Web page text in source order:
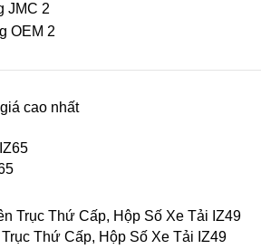
JMC 2
OEM 2
cao nhất
Thứ Cấp, Hộp Số Xe Tải IZ49